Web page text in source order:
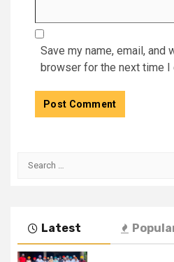
Save my name, email, and
browser for the next time I
Latest